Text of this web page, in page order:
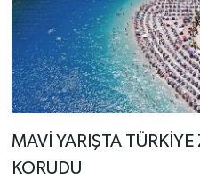
MAVİ YARIŞTA TÜRKİYE
KORUDU